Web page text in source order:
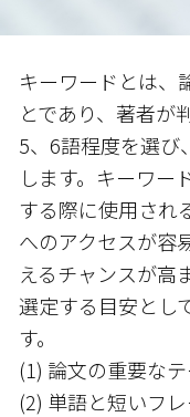
キーワードとは、
とであり、著者が
5、6語程度を選び
します。キーワー
する際に使用され
へのアクセスが容
えるチャンスが高
選定する目安とし
す。
(1) 論文の重要な
(2) 単語と短いフレ